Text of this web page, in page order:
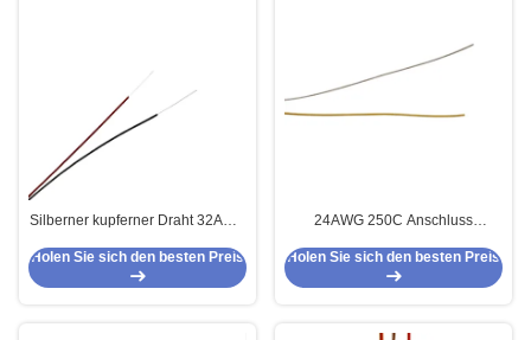
Silberner kupferner Draht 32AWG
PFA
Holen Sie sich den besten Preis
24AWG 250C Anschluss
ETFE-Isolierung
Holen Sie sich den besten Preis